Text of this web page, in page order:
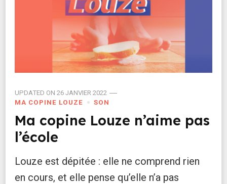
UPDATED ON 26 JANVIER 2022
MA COPINE LOUZE
SON
Ma copine Louze n’aime pas
l’école
Louze est dépitée : elle ne comprend rien
en cours, et elle pense qu’elle n’a pas